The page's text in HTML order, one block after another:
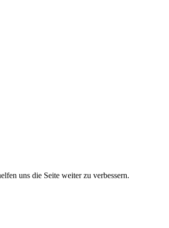
uns die Seite weiter zu verbessern.